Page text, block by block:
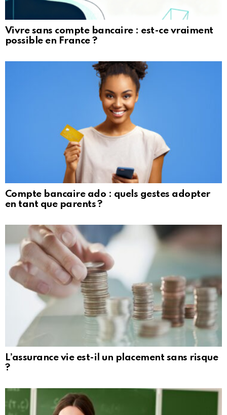
Vivre sans compte bancaire : est-ce vraiment
possible en France ?
Compte bancaire ado : quels gestes adopter
en tant que parents ?
L’assurance vie est-il un placement sans risque
?